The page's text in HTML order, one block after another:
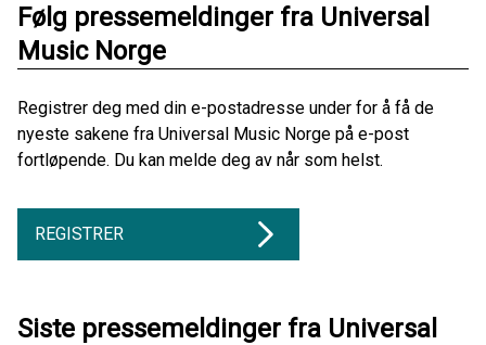
Følg pressemeldinger fra Universal
Music Norge
Registrer deg med din e-postadresse under for å få de
nyeste sakene fra Universal Music Norge på e-post
fortløpende. Du kan melde deg av når som helst.
REGISTRER
Siste pressemeldinger fra Universal